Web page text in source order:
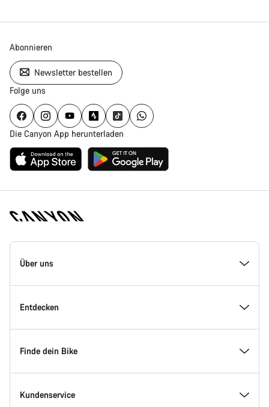
Abonnieren
Newsletter bestellen
Folge uns
Die Canyon App herunterladen
Canyon
Homepage
Über uns
Inside Canyon
Innovation bei Canyon
Canyon Factory Racing
Entdecken
Events
Canyon Standorte finden
Finde dein Bike
Modellfinder
Kundenservice